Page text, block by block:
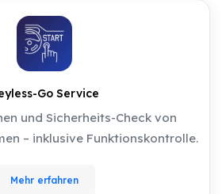
Go Service
und Sicherheits-Check von
– inklusive Funktionskontrolle.
Mehr erfahren